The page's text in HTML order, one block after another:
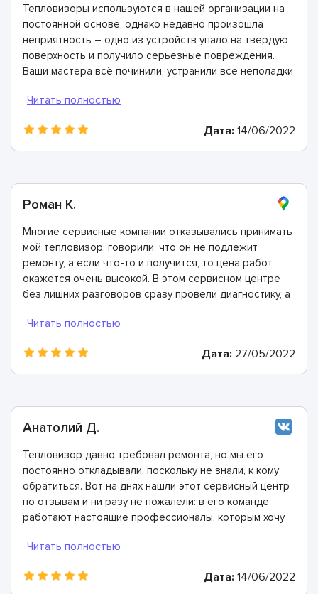
Тепловизоры используются в нашей организации на
постоянной основе, однако недавно произошла
неприятность – одно из устройств упало на твердую
поверхность и получило серьезные повреждения.
Ваши мастера всё починили, устранили все неполадки
Дата: 14/06/2022
Роман К.
Многие сервисные компании отказывались принимать
мой тепловизор, говорили, что он не подлежит
ремонту, а если что-то и получится, то цена работ
окажется очень высокой. В этом сервисном центре
без лишних разговоров сразу провели диагностику, а
Дата: 27/05/2022
Анатолий Д.
Тепловизор давно требовал ремонта, но мы его
постоянно откладывали, поскольку не знали, к кому
обратиться. Вот на днях нашли этот сервисный центр
по отзывам и ни разу не пожалели: в его команде
работают настоящие профессионалы, которым хочу
Дата: 14/06/2022